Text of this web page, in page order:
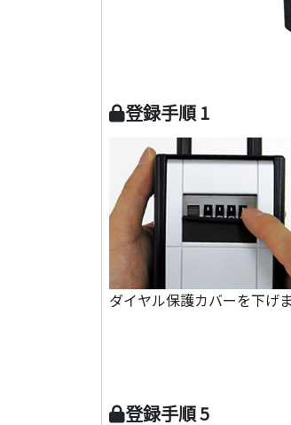
登録手順 1
ダイヤル保護カバーを下げま
登録手順 5